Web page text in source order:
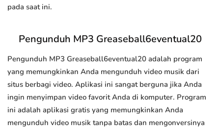
pada saat ini.
Pengunduh MP3 Greaseball6eventual20
Pengunduh MP3 Greaseball6eventual20 adalah program
yang memungkinkan Anda mengunduh video musik dari
situs berbagi video. Aplikasi ini sangat berguna jika Anda
ingin menyimpan video favorit Anda di komputer. Program
ini adalah aplikasi gratis yang memungkinkan Anda
mengunduh video musik tanpa batas dan mengonversinya